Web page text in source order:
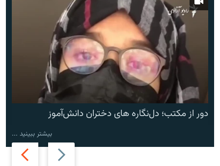
Previous
slide
Next
slide
دور از مکتب؛ دل‌نگاره های دختران دانش‌آموز
بیشتر ببینید ...